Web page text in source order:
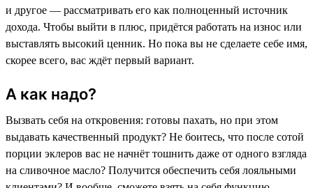
и другое — рассматривать его как полноценный источник
дохода. Чтобы выйти в плюс, придётся работать на износ или
выставлять высокий ценник. Но пока вы не сделаете себе имя,
скорее всего, вас ждёт первый вариант.
А как надо?
Вызвать себя на откровения: готовы пахать, но при этом
выдавать качественный продукт? Не боитесь, что после сотой
порции эклеров вас не начнёт тошнить даже от одного взгляда
на сливочное масло? Получится обеспечить себя лояльными